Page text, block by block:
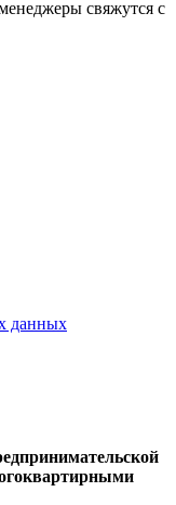
свяжутся с
данных